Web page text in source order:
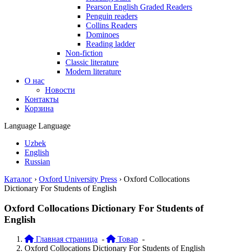
Pearson English Graded Readers
Penguin readers
Collins Readers
Dominoes
Reading ladder
Non-fiction
Classic literature
Modern literature
О нас
Новости
Контакты
Корзина
Language Language
Uzbek
English
Russian
Каталог › Oxford University Press › Oxford Collocations
Dictionary For Students of English
Oxford Collocations Dictionary For Students of
English
Главная страница - Товар -
Oxford Collocations Dictionary For Students of English